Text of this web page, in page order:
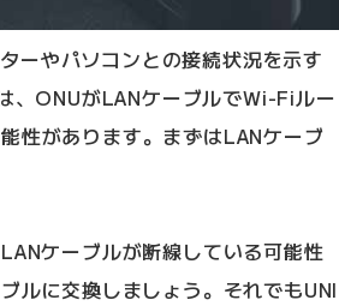
ーやパソコンとの接続状況を示す
、ONUがLANケーブルでWi-Fiルー
性があります。まずはLANケーブ
ケーブルが断線している可能性
ルに交換しましょう。それでもUNI